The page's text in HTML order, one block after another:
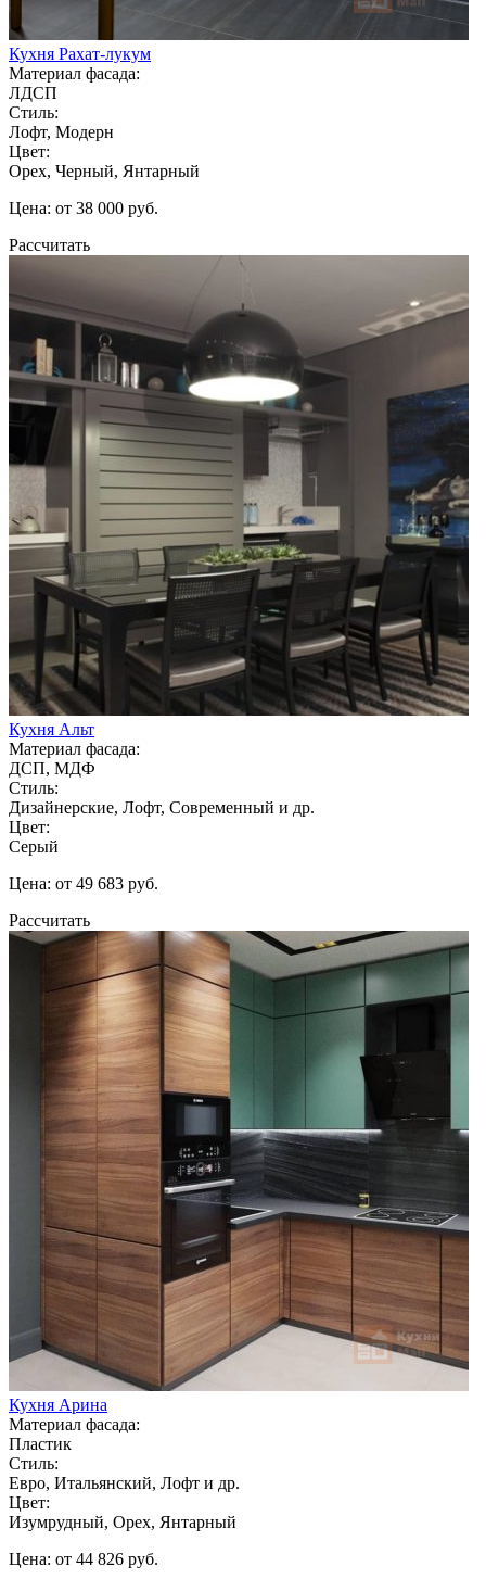
Кухня Рахат-лукум
Материал фасада:
ЛДСП
Стиль:
Лофт, Модерн
Цвет:
Орех, Черный, Янтарный
Цена: от 38 000 руб.
Рассчитать
Кухня Альт
Материал фасада:
ДСП, МДФ
Стиль:
Дизайнерские, Лофт, Современный и др.
Цвет:
Серый
Цена: от 49 683 руб.
Рассчитать
Кухня Арина
Материал фасада:
Пластик
Стиль:
Евро, Итальянский, Лофт и др.
Цвет:
Изумрудный, Орех, Янтарный
Цена: от 44 826 руб.